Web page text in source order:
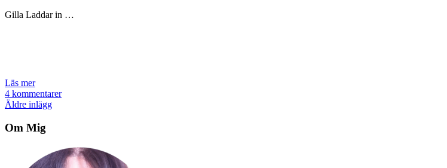
Gilla Laddar in …
Läs mer
4 kommentarer
Inläggsnavigering
Äldre inlägg
Om Mig